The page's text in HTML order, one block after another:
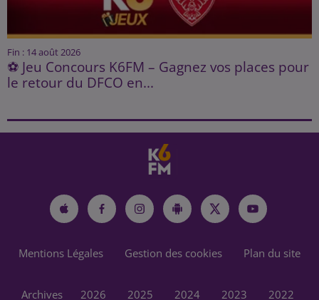
Fin : 14 août 2026
⚽ Jeu Concours K6FM – Gagnez vos places pour
le retour du DFCO en...
Mentions Légales Gestion des cookies Plan du site
Archives 2026 2025 2024 2023 2022